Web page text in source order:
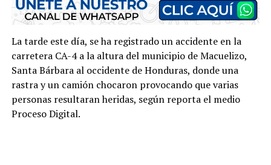
La tarde este día, se ha registrado un accidente en la
carretera CA-4 a la altura del municipio de Macuelizo,
Santa Bárbara al occidente de Honduras, donde una
rastra y un camión chocaron provocando que varias
personas resultaran heridas, según reporta el medio
Proceso Digital.